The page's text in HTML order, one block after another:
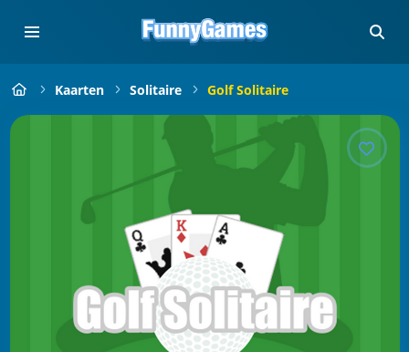
Kaarten Solitaire Golf Solitaire